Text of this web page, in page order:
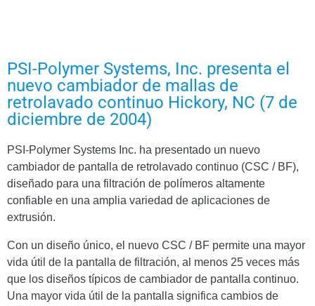
PSI-Polymer Systems, Inc. presenta el
nuevo cambiador de mallas de
retrolavado continuo Hickory, NC (7 de
diciembre de 2004)
PSI-Polymer Systems Inc. ha presentado un nuevo
cambiador de pantalla de retrolavado continuo (CSC / BF),
diseñado para una filtración de polímeros altamente
confiable en una amplia variedad de aplicaciones de
extrusión.
Con un diseño único, el nuevo CSC / BF permite una mayor
vida útil de la pantalla de filtración, al menos 25 veces más
que los diseños típicos de cambiador de pantalla continuo.
Una mayor vida útil de la pantalla significa cambios de